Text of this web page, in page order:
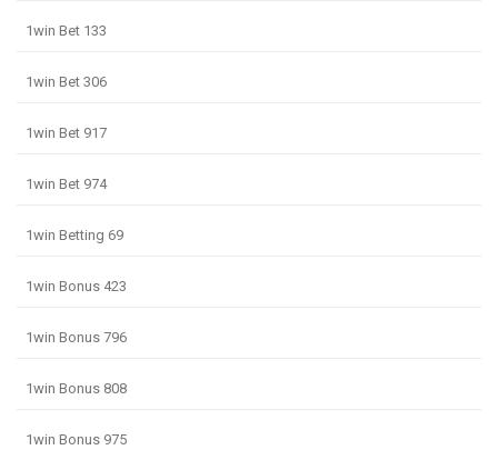
1win Bet 133
1win Bet 306
1win Bet 917
1win Bet 974
1win Betting 69
1win Bonus 423
1win Bonus 796
1win Bonus 808
1win Bonus 975